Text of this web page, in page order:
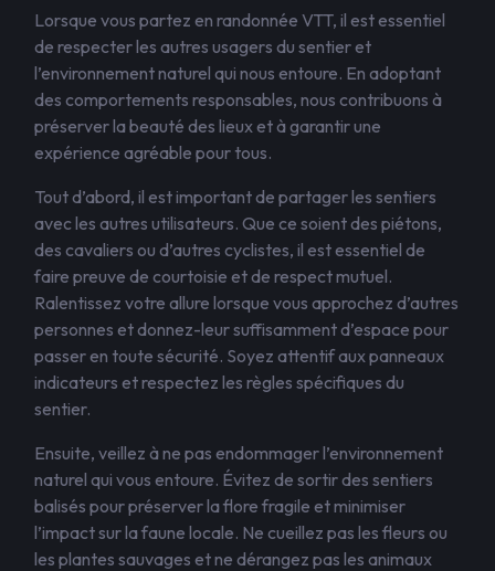
Lorsque vous partez en randonnée VTT, il est essentiel
de respecter les autres usagers du sentier et
l’environnement naturel qui nous entoure. En adoptant
des comportements responsables, nous contribuons à
préserver la beauté des lieux et à garantir une
expérience agréable pour tous.
Tout d’abord, il est important de partager les sentiers
avec les autres utilisateurs. Que ce soient des piétons,
des cavaliers ou d’autres cyclistes, il est essentiel de
faire preuve de courtoisie et de respect mutuel.
Ralentissez votre allure lorsque vous approchez d’autres
personnes et donnez-leur suffisamment d’espace pour
passer en toute sécurité. Soyez attentif aux panneaux
indicateurs et respectez les règles spécifiques du
sentier.
Ensuite, veillez à ne pas endommager l’environnement
naturel qui vous entoure. Évitez de sortir des sentiers
balisés pour préserver la flore fragile et minimiser
l’impact sur la faune locale. Ne cueillez pas les fleurs ou
les plantes sauvages et ne dérangez pas les animaux